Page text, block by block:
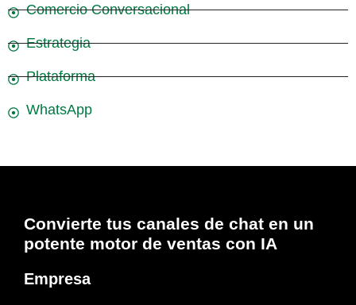
Comercio Conversacional
Estrategia
Plataforma
WhatsApp
Convierte tus canales de chat en un
potente motor de ventas con IA
Empresa